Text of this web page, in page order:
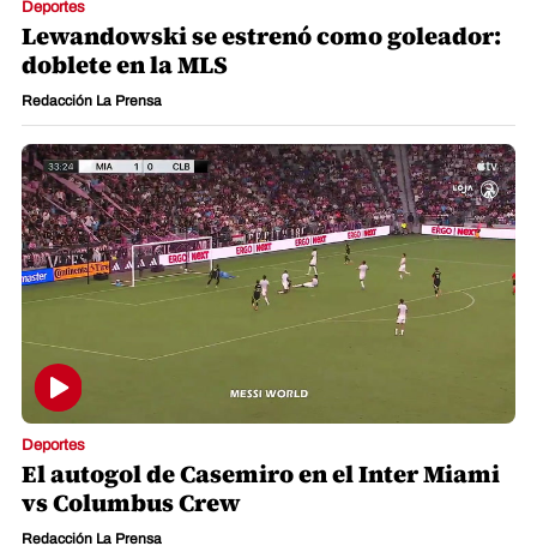
Deportes
Lewandowski se estrenó como goleador:
doblete en la MLS
Redacción La Prensa
Deportes
El autogol de Casemiro en el Inter Miami
vs Columbus Crew
Redacción La Prensa